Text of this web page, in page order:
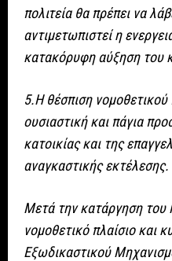
πολιτεία θα πρέπει να
αντιμετωπιστεί η
κατακόρυφη αύξηση του
5.Η θέσπιση νομοθετικού
ουσιαστική και πάγια
κατοικίας και της
αναγκαστικής εκτέλεσης.
Μετά την κατάργηση του
νομοθετικό πλαίσιο και
Εξωδικαστικού